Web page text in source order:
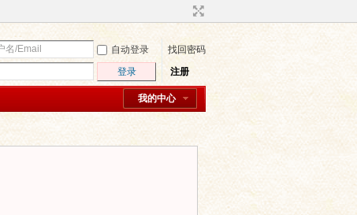
自动登录
找回密码
登录 注册
我的中心